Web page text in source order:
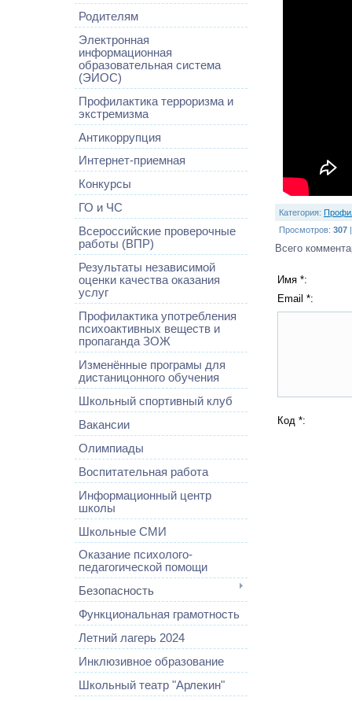
Родителям
Электронная
информационная
образовательная система
(ЭИОС)
Профилактика терроризма и
экстремизма
Антикоррупция
Интернет-приемная
Конкурсы
ГО и ЧС
Всероссийские проверочные
работы (ВПР)
Результаты независимой
оценки качества оказания
услуг
Профилактика употребления
психоактивных веществ и
пропаганда ЗОЖ
Изменённые програмы для
дистаницонного обучения
Школьный спортивный клуб
Вакансии
Олимпиады
Воспитательная работа
Информационный центр
школы
Школьные СМИ
Оказание психолого-
педагогической помощи
Безопасность
Функциональная грамотность
Летний лагерь 2024
Инклюзивное образование
Школьный театр "Арлекин"
Категория:
Просмотров: 307
Всего
Имя *:
Email *:
Код *: